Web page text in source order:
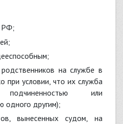
РФ;
при условии, что их служба
или
одного другим);